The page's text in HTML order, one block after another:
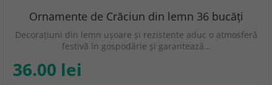
Ornamente de Crăciun din lemn 36 bucăți
Decorațiuni din lemn ușoare și rezistente aduc o atmosferă
festivă în gospodărie și garantează…
36.00 lei